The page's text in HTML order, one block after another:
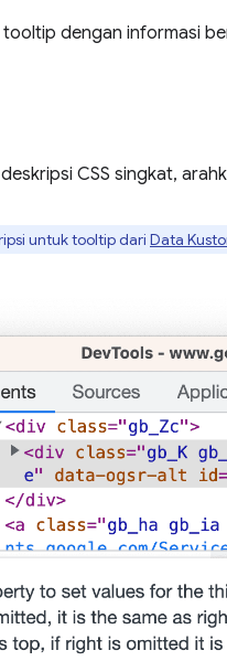
tooltip dengan informasi
CSS singkat,
untuk tooltip dari Data